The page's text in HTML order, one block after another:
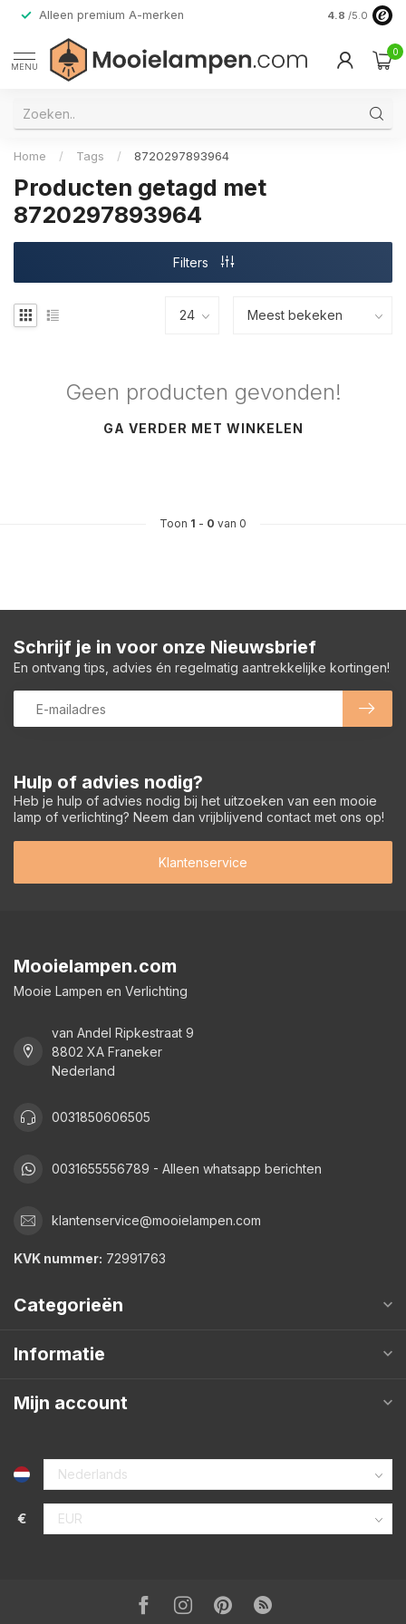
Alleen premium A-merken 4.8 /5.0
MENU
0
Home / Tags / 8720297893964
Producten getagd met
8720297893964
Filters
Geen producten gevonden!
GA VERDER MET WINKELEN
Toon 1 - 0 van 0
Hulp of advies nodig?
Heb je hulp of advies nodig bij het uitzoeken van een mooie
lamp of verlichting? Neem dan vrijblijvend contact met ons op!
Klantenservice
Schrijf je in voor onze Nieuwsbrief
En ontvang tips, advies én regelmatig aantrekkelijke kortingen!
Mooielampen.com
Mooie Lampen en Verlichting
van Andel Ripkestraat 9
8802 XA Franeker
Nederland
0031850606505
0031655556789 - Alleen whatsapp berichten
klantenservice@mooielampen.com
KVK nummer: 72991763
Categorieën
Informatie
Mijn account
€